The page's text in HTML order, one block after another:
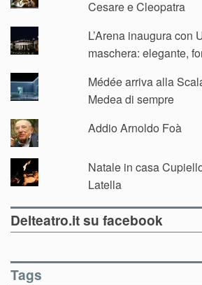
Cesare e Cleopatra
L’Arena inaugura con
maschera: elegante,
Médée arriva alla
Medea di sempre
Addio Arnoldo Foà
Natale in casa
Latella
Delteatro.it su facebook
Tags